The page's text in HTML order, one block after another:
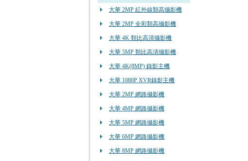
大華 2MP 紅外線類高攝影機
大華 2MP 全彩類高攝影機
大華 4K 類比高清攝影機
大華 5MP 類比高清攝影機
大華 4K(8MP) 錄影主機
大華 1080P XVR錄影主機
大華 2MP 網路攝影機
大華 4MP 網路攝影機
大華 5MP 網路攝影機
大華 6MP 網路攝影機
大華 8MP 網路攝影機